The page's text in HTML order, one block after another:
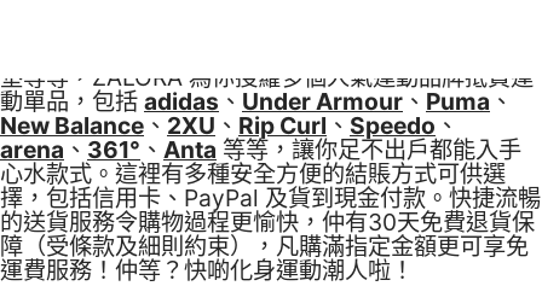
墊等等，ZALORA 為你搜羅多個人氣運動品牌抵買運
動單品，包括 adidas 、 Under Armour 、 Puma 、
New Balance 、 2XU 、 Rip Curl 、 Speedo 、
arena 、 361° 、 Anta 等等，讓你足不出戶都能入手
心水款式。這裡有多種安全方便的結賬方式可供選
擇，包括信用卡、PayPal 及貨到現金付款。快捷流暢
的送貨服務令購物過程更愉快，仲有30天免費退貨保
障（受條款及細則約束），凡購滿指定金額更可享免
運費服務！仲等？快啲化身運動潮人啦！